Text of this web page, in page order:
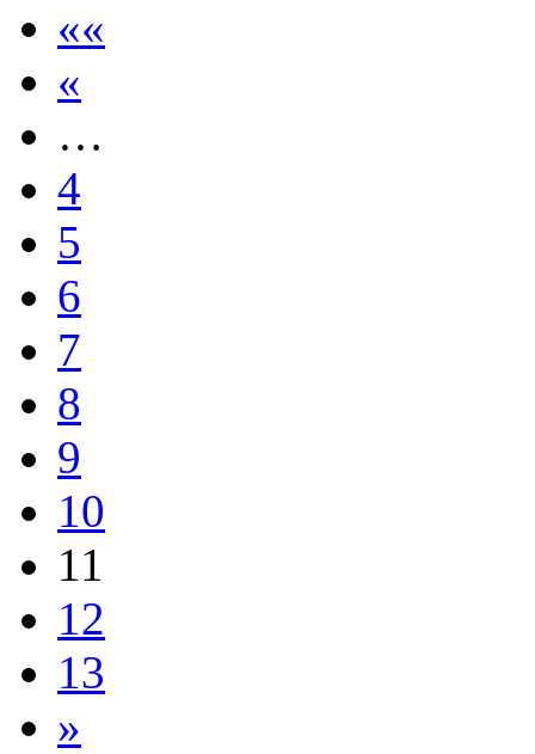
««
«
…
4
5
6
7
8
9
10
11
12
13
»